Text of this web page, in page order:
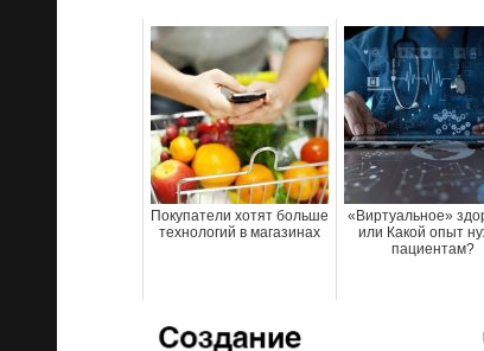
Покупатели хотят больше
технологий в магазинах
«Виртуальное»
или Какой опыт
пациентам?